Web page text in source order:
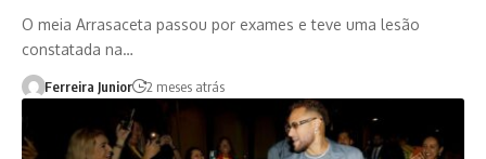
O meia Arrasaceta passou por exames e teve uma lesão
constatada na…
Ferreira Junior 2 meses atrás